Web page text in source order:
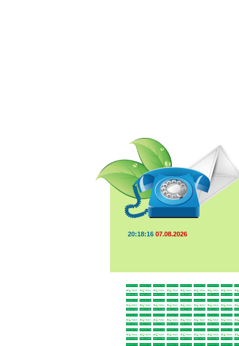
20:18:16 07.08.2026